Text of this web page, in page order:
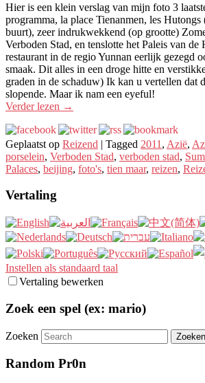
Hier is een klein verslag van mijn foto 3
programma, la place Tienanmen, les
buurt), zeer indrukwekkend (op grootte)
Verboden Stad, en tenslotte het Paleis van de
restaurant in de regio Yunnan eerlijk gezegd
smaak. Dit alles in een droge hitte en
graden in de schaduw) Ik kan u vertellen dat
slopende. Maar ik nam een ​​eyeful!
Verder lezen →
Geplaatst op Reizend | Tagged 2011 , Azië,
porselein, Verboden Stad, verboden stad,
Palaces, beijing, foto's, tien maar, reizen,
Vertaling
Instellen als standaard taal
Vertaling bewerken
Zoek een spel (ex: mario)
Zoeken
Random Pr0n